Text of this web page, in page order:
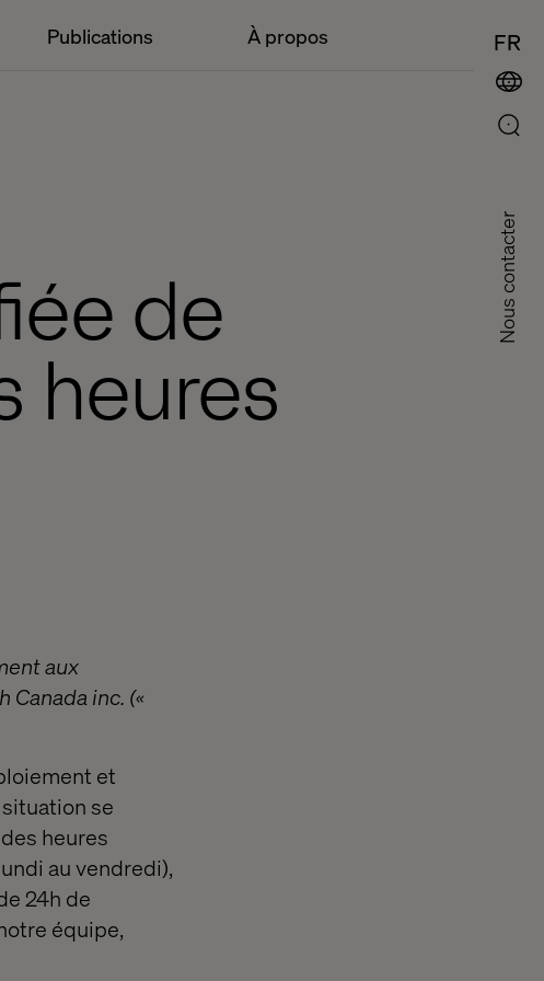
Publications À propos FR
Nous contacter
de
heures
aux
Canada inc. («
et
se
heures
au vendredi),
24h de
équipe,